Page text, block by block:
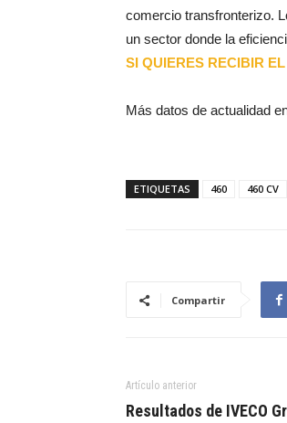
comercio transfronterizo.
un sector donde la
SI QUIERES RECIBIR
Más datos de actualidad
ETIQUETAS 460 460 CV
Compartir
Artículo anterior
Resultados de IVECO